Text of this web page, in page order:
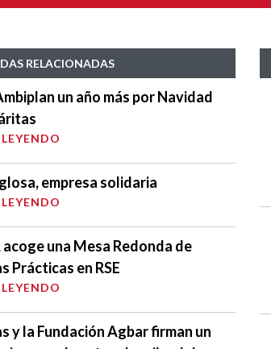
RELACIONADAS
un año más por Navidad
empresa solidaria
acoge una Mesa Redonda de
Prácticas en RSE
y la Fundación Agbar firman un